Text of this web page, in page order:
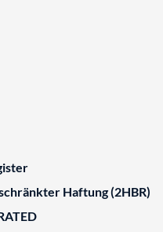
Haftung (2HBR)